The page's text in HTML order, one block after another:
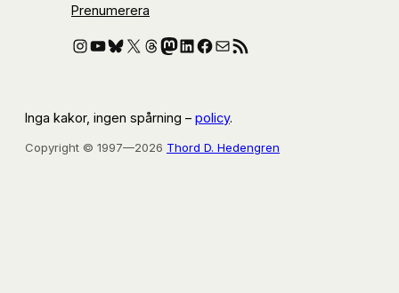
Prenumerera
Instagram
YouTube
Bluesky
X Threads
Mastodon
LinkedIn
Facebook
E-postRSS-flöde
Inga kakor, ingen spårning – policy.
Copyright © 1997—2026 Thord D. Hedengren